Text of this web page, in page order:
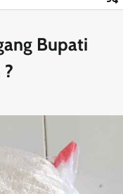
Bupati